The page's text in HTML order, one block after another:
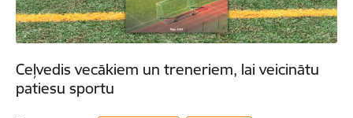
Ceļvedis vecākiem un treneriem, lai veicinātu
patiesu sportu